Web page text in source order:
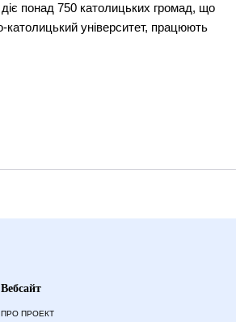
понад 750 католицьких громад, що
католицький університет, працюють
Вебсайт
ПРО ПРОЕКТ